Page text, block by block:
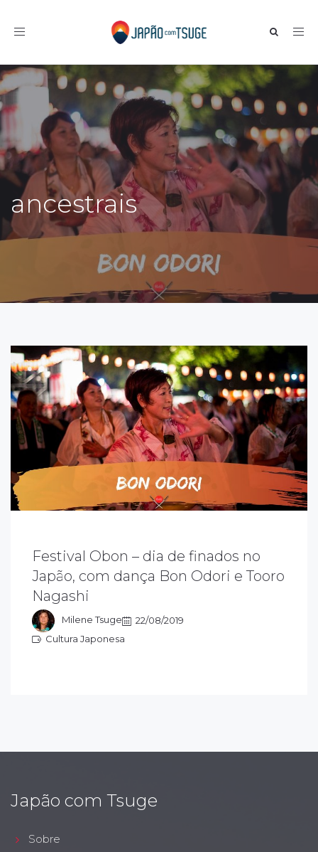
Toggle navigation
ancestrais
Festival Obon – dia de finados no
Japão, com dança Bon Odori e Tooro
Nagashi
Milene Tsuge
22/08/2019
Cultura Japonesa
Obon, ou simplesmente Bon é o
do festival para celebrar a visita dos
dos antepassados e realizado em
o território japonês.
Japão com Tsuge
Sobre